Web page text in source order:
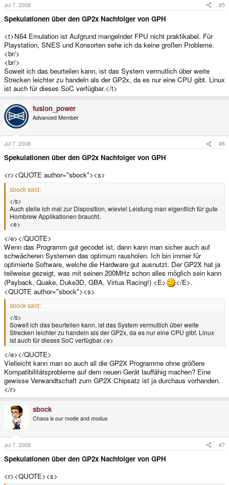
Jul 7, 2008 #5
Spekulationen über den GP2x Nachfolger von GPH
<t>N64 Emulation ist Aufgrund mangelnder FPU nicht praktikabel. Für
Playstation, SNES und Konsorten sehe ich da keine großen Probleme.
<br/>
<br/>
Soweit ich das beurteilen kann, ist das System vermutlich über weite
Strecken leichter zu handeln als der GP2x, da es nur eine CPU gibt. Linux
ist auch für dieses SoC verfügbar.</t>
fusion_power
Advanced Member
Jul 7, 2008 #6
Spekulationen über den GP2x Nachfolger von GPH
<r><QUOTE author="sbock"><s>
sbock said:
</s>
Auch stelle ich mal zur Disposition, wieviel Leistung man eigentlich für gute
Hombrew Applikationen braucht.
<e>
</e></QUOTE>
Wenn das Programm gut gecodet ist, dann kann man sicher auch auf
schwächeren Systemen das optimum rausholen. Ich bin immer für
optimierte Software, welche die Hardware gut ausnutzt. Der GP2X hat ja
teilweise gezeigt, was mit seinen 200MHz schon alles möglich sein kann
(Payback, Quake, Duke3D, GBA, Virtua Racing!) <E>
</E>.
<QUOTE author="sbock"><s>
sbock said:
</s>
Soweit ich das beurteilen kann, ist das System vermutlich über weite
Strecken leichter zu handeln als der GP2x, da es nur eine CPU gibt. Linux
ist auch für dieses SoC verfügbar.<e>
</e></QUOTE>
Vielleicht kann man so auch all die GP2X Programme ohne größere
Kompatibilitätsprobleme auf dem neuen Gerät lauffähig machen? Eine
gewisse Verwandtschaft zum GP2X Chipsatz ist ja durchaus vorhanden.
</r>
sbock
Chaos is our mode and modus
Jul 7, 2008 #7
Spekulationen über den GP2x Nachfolger von GPH
<r><QUOTE><s>